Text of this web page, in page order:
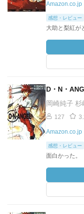
Amazon.co.jp
感想・レビュー
大助と梨紅が
D・N・
岡崎純子 杉
127
Amazon.co.jp
感想・レビュー
面白かった。